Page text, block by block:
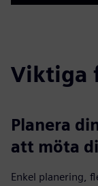
Play
Viktiga
Planera
att möta
Enkel planering,